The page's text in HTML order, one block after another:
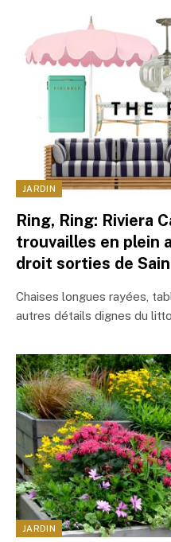
JARDIN
Ring, Ring: Riviera
trouvailles en plein
droit sorties de
Chaises longues rayées,
autres détails dignes du
JARDIN